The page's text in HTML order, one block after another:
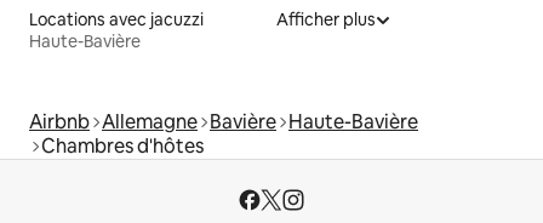
Locations avec jacuzzi
Haute-Bavière
Afficher plus
Airbnb Allemagne Bavière Haute-Bavière
Chambres d'hôtes